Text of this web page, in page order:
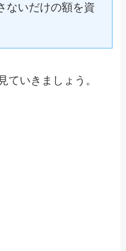
ないだけの額を資
ていきましょう。